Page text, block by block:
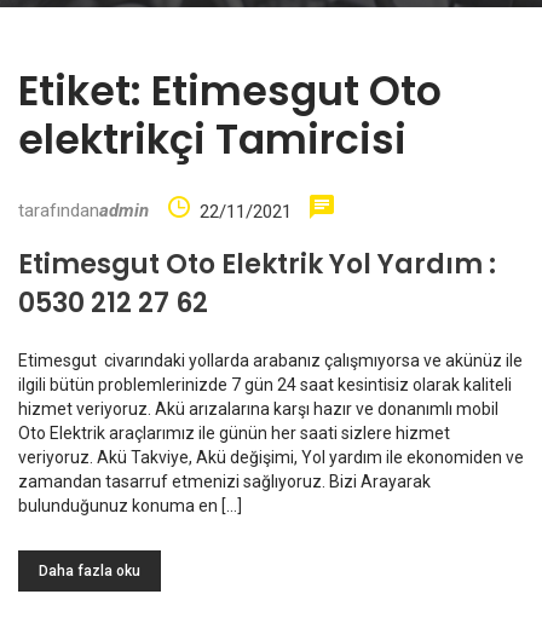
Etiket: Etimesgut Oto
elektrikçi Tamircisi
tarafındanadmin 22/11/2021
Etimesgut Oto Elektrik Yol Yardım :
0530 212 27 62
Etimesgut civarındaki yollarda arabanız çalışmıyorsa ve akünüz ile
ilgili bütün problemlerinizde 7 gün 24 saat kesintisiz olarak kaliteli
hizmet veriyoruz. Akü arızalarına karşı hazır ve donanımlı mobil
Oto Elektrik araçlarımız ile günün her saati sizlere hizmet
veriyoruz. Akü Takviye, Akü değişimi, Yol yardım ile ekonomiden ve
zamandan tasarruf etmenizi sağlıyoruz. Bizi Arayarak
bulunduğunuz konuma en […]
Daha fazla oku